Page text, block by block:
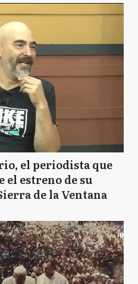
el periodista que
estreno de su
de la Ventana